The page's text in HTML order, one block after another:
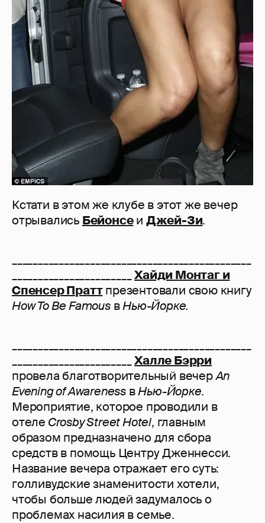
Кстати в этом же клубе в этот же вечер
отрывались Бейонсеи Джей-Зи.
_______________________Хайди Монтаг и
Спенсер Праттпрезентовали свою книгу
How To Be FamousвНью-Йорке.
_______________________Халле Бэрри
провела благотворительный вечерAn
Evening of Awareness вНью-Йорке.
Мероприятие, которое проводили в
отеле Crosby Street Hotel, главным
образом предназначено для сбора
средств в помощь Центру Дженнесси.
Название вечера отражает его суть:
голливудские знаменитости хотели,
чтобы больше людей задумалось о
проблемах насилия в семье.